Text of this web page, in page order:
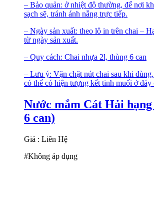
– Bảo quản: ở nhiệt độ thường, để nơi
sạch sẽ, tránh ánh nắng trực tiếp.
– Ngày sản xuất: theo lô in trên chai –
từ ngày sản xuất.
– Quy cách: Chai nhựa 2l, thùng 6 can
– Lưu ý: Vặn chặt nút chai sau khi
có thể có hiện tượng kết tinh muối ở đáy
Nước mắm Cát Hải
6 can)
Giá : Liên Hệ
#Không áp dụng